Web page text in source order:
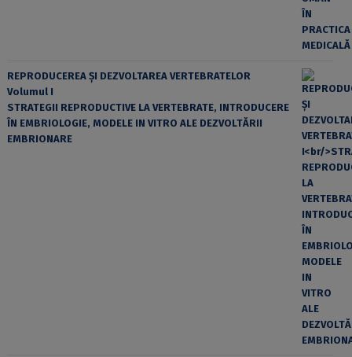
REPRODUCEREA ȘI DEZVOLTAREA VERTEBRATELOR
Volumul I
STRATEGII REPRODUCTIVE LA VERTEBRATE, INTRODUCERE
ÎN EMBRIOLOGIE, MODELE IN VITRO ALE DEZVOLTĂRII
EMBRIONARE